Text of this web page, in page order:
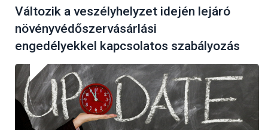
Változik a veszélyhelyzet idején lejáró
növényvédőszervásárlási
engedélyekkel kapcsolatos szabályozás